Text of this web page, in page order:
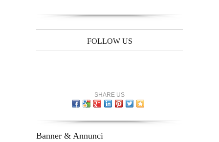
FOLLOW US
SHARE US
Banner & Annunci